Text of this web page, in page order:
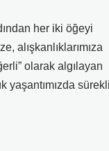
her iki öğeyi
alışkanlıklarımıza
olarak algılayan
yaşantımızda